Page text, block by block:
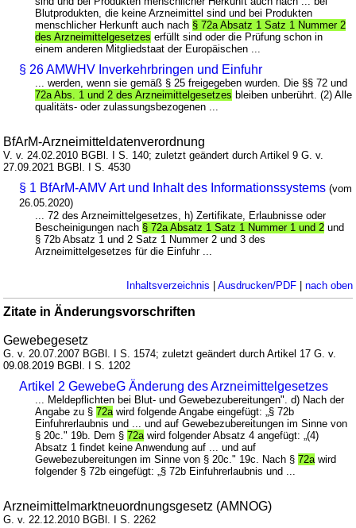
Blutprodukten, die keine Arzneimittel sind und bei Produkten
menschlicher Herkunft auch nach § 72a Absatz 1 Satz 1 Nummer 2
des Arzneimittelgesetzes erfüllt sind oder die Prüfung schon in
einem anderen Mitgliedstaat der Europäischen ...
§ 26 AMWHV Inverkehrbringen und Einfuhr
... werden, wenn sie gemäß § 25 freigegeben wurden. Die §§ 72 und
72a Abs. 1 und 2 des Arzneimittelgesetzes bleiben unberührt. (2) Alle
qualitäts- oder zulassungsbezogenen ...
BfArM-Arzneimitteldatenverordnung
V. v. 24.02.2010 BGBl. I S. 140; zuletzt geändert durch Artikel 9 G. v.
27.09.2021 BGBl. I S. 4530
§ 1 BfArM-AMV Art und Inhalt des Informationssystems (vom
26.05.2020)
... 72 des Arzneimittelgesetzes, h) Zertifikate, Erlaubnisse oder
Bescheinigungen nach § 72a Absatz 1 Satz 1 Nummer 1 und 2 und
§ 72b Absatz 1 und 2 Satz 1 Nummer 2 und 3 des
Arzneimittelgesetzes für die Einfuhr ...
Inhaltsverzeichnis Ausdrucken/PDF| nach oben
Zitate in Änderungsvorschriften
Gewebegesetz
G. v. 20.07.2007 BGBl. I S. 1574; zuletzt geändert durch Artikel 17 G. v.
09.08.2019 BGBl. I S. 1202
Artikel 2 GewebeG Änderung des Arzneimittelgesetzes
... Meldepflichten bei Blut- und Gewebezubereitungen". d) Nach der
Angabe zu §72awird folgende Angabe eingefügt: „§ 72b
Einfuhrerlaubnis und ... und auf Gewebezubereitungen im Sinne von
§ 20c." 19b. Dem §72awird folgender Absatz 4 angefügt: „(4)
Absatz 1 findet keine Anwendung auf ... und auf
Gewebezubereitungen im Sinne von § 20c." 19c. Nach §72awird
folgender § 72b eingefügt: „§ 72b Einfuhrerlaubnis und ...
Arzneimittelmarktneuordnungsgesetz (AMNOG)
G. v. 22.12.2010 BGBl. I S. 2262